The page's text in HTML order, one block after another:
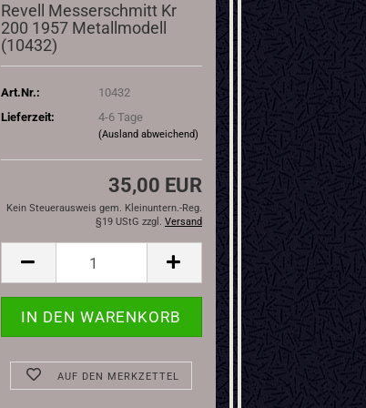
Revell Messerschmitt Kr
200 1957 Metallmodell
(10432)
Art.Nr.:
10432
Lieferzeit:
4-6 Tage
(Ausland abweichend)
35,00 EUR
Kein Steuerausweis gem. Kleinuntern.-Reg.
§19 UStG zzgl. Versand
AUF DEN MERKZETTEL